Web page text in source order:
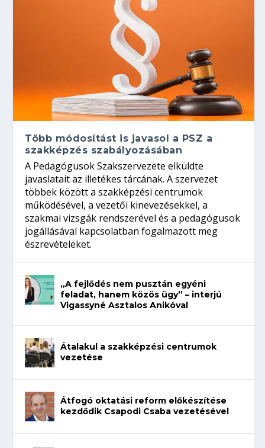
Több módosítást is javasol a PSZ a
szakképzés szabályozásában
A Pedagógusok Szakszervezete elküldte
javaslatait az illetékes tárcának. A szervezet
többek között a szakképzési centrumok
működésével, a vezetői kinevezésekkel, a
szakmai vizsgák rendszerével és a pedagógusok
jogállásával kapcsolatban fogalmazott meg
észrevételeket.
„A fejlődés nem pusztán egyéni
feladat, hanem közös ügy” – interjú
Vigassyné Asztalos Anikóval
Átalakul a szakképzési centrumok
vezetése
Átfogó oktatási reform előkészítése
kezdődik Csapodi Csaba vezetésével